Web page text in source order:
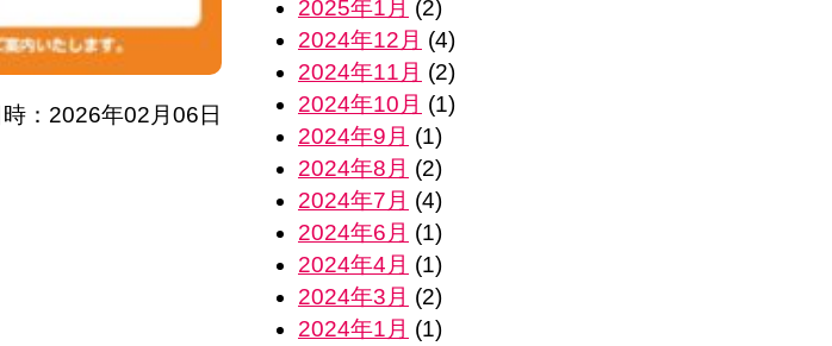
：2026年02月06日
2025年1月 (2)
2024年12月 (4)
2024年11月 (2)
2024年10月 (1)
2024年9月 (1)
2024年8月 (2)
2024年7月 (4)
2024年6月 (1)
2024年4月 (1)
2024年3月 (2)
2024年1月 (1)